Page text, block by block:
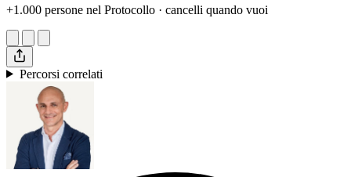
+1.000 persone nel Protocollo · cancelli quando vuoi
Percorsi correlati